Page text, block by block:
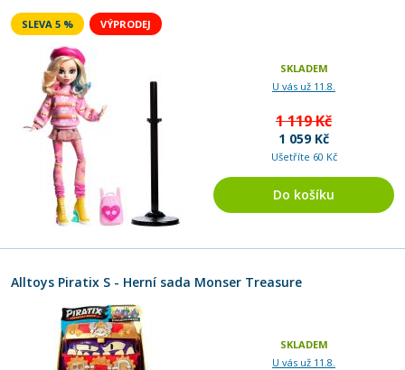
SLEVA 5 % VÝPRODEJ
SKLADEM
U vás už 11.8.
1 119 Kč
1 059 Kč
Ušetříte 60 Kč
Do košíku
Alltoys Piratix S - Herní sada Monser Treasure
SKLADEM
U vás už 11.8.